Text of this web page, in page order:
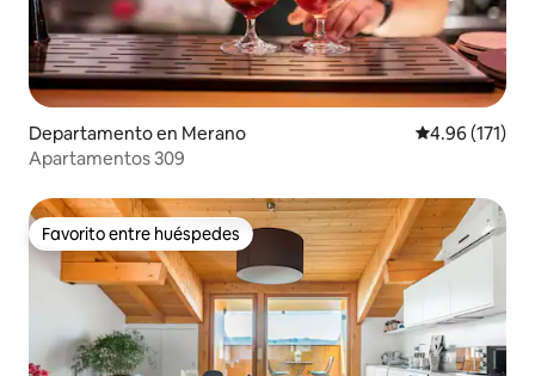
Departamento en Merano Calificación
4.96 (171)
Apartamentos 309
Favorito entre huéspedes
Favorito entre huéspedes